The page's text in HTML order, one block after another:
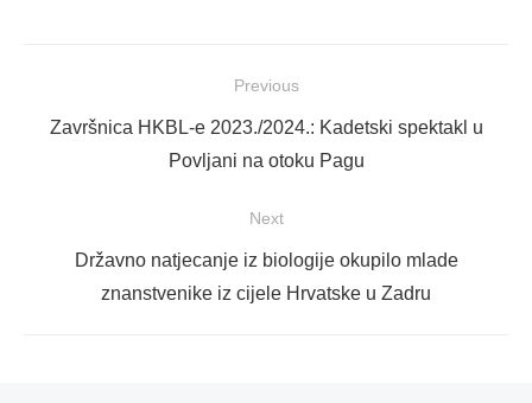
objava
Previous
Previous
Završnica HKBL-e 2023./2024.: Kadetski spektakl u
Povljani na otoku Pagu
Next
Državno natjecanje iz biologije okupilo mlade
znanstvenike iz cijele Hrvatske u Zadru